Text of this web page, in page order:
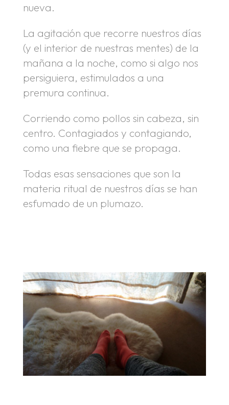
nueva.
La agitación que recorre nuestros días
(y el interior de nuestras mentes) de la
mañana a la noche, como si algo nos
persiguiera, estimulados a una
premura continua.
Corriendo como pollos sin cabeza, sin
centro. Contagiados y contagiando,
como una fiebre que se propaga.
Todas esas sensaciones que son la
materia ritual de nuestros días se han
esfumado de un plumazo.